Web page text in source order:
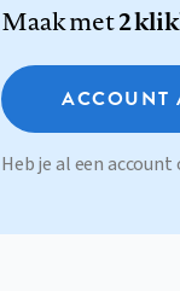
Maak met2
ACCOUNT
Heb je al een